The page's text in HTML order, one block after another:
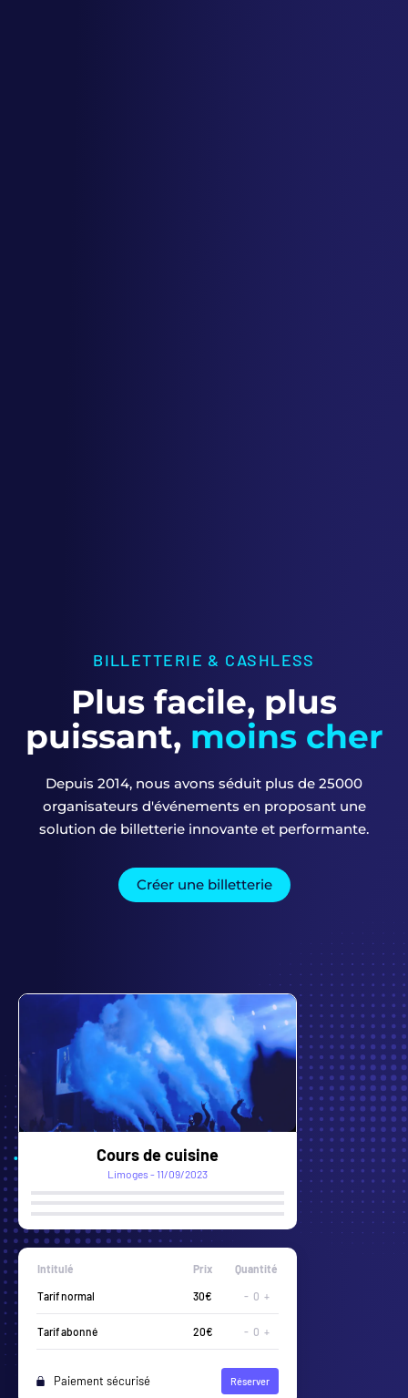
BILLETTERIE & CASHLESS
Plus facile, plus
puissant, moins cher
Depuis 2014, nous avons séduit plus de 25000
organisateurs d'événements en proposant une
solution de billetterie innovante et performante.
Créer une billetterie
Intitulé Prix Quantité
Tarif normal 30€ - 0 +
Tarif abonné 20€ - 0 +
Paiement sécurisé Réserver